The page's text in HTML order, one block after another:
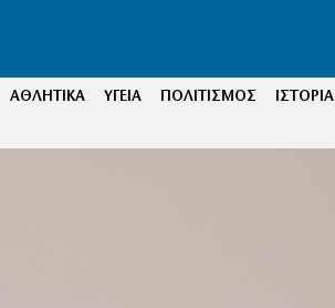
ΑΘΛΗΤΙΚΑ ΥΓΕΙΑ ΠΟΛΙΤΙΣΜΟΣ ΙΣΤΟΡΙΑ